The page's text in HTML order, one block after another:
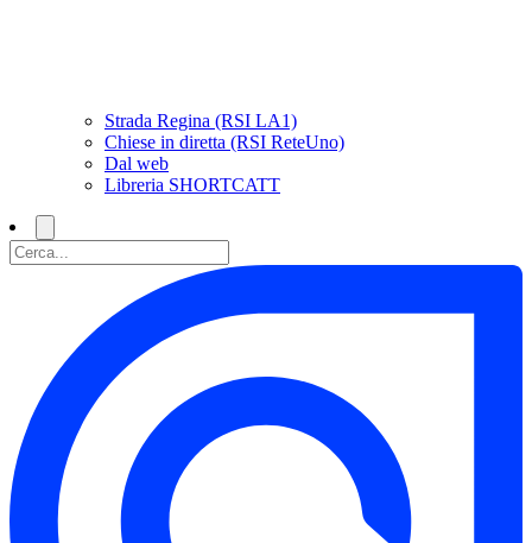
Strada Regina (RSI LA1)
Chiese in diretta (RSI ReteUno)
Dal web
Libreria SHORTCATT